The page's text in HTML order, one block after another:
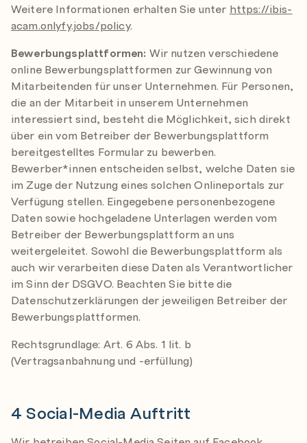
Weitere Informationen erhalten Sie unter https://ibis-
acam.onlyfy.jobs/policy.
Bewerbungsplattformen: Wir nutzen verschiedene
online Bewerbungsplattformen zur Gewinnung von
Mitarbeitenden für unser Unternehmen. Für Personen,
die an der Mitarbeit in unserem Unternehmen
interessiert sind, besteht die Möglichkeit, sich direkt
über ein vom Betreiber der Bewerbungsplattform
bereitgestelltes Formular zu bewerben.
Bewerber*innen entscheiden selbst, welche Daten sie
im Zuge der Nutzung eines solchen Onlineportals zur
Verfügung stellen. Eingegebene personenbezogene
Daten sowie hochgeladene Unterlagen werden vom
Betreiber der Bewerbungsplattform an uns
weitergeleitet. Sowohl die Bewerbungsplattform als
auch wir verarbeiten diese Daten als Verantwortlicher
im Sinn der DSGVO. Beachten Sie bitte die
Datenschutzerklärungen der jeweiligen Betreiber der
Bewerbungsplattformen.
Rechtsgrundlage: Art. 6 Abs. 1 lit. b
(Vertragsanbahnung und -erfüllung)
4 Social-Media Auftritt